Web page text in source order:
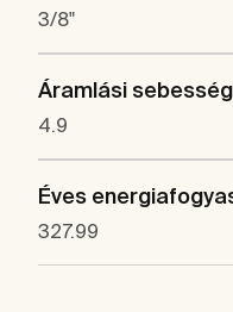
3/8"
Áramlási
4.9
Éves
327.99